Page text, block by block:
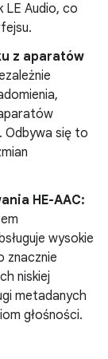
LE Audio, co
z aparatów
Odbywa się to
HE-AAC:
wysokie
znacznie
niskiej
metadanych
głośności.